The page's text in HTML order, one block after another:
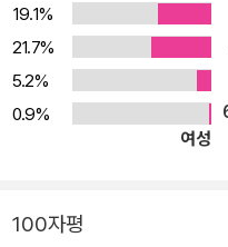
지 훈련법의 모든 것 40여 년간 강아지를 키우며 미국에서 가장 권위
있는 개 훈련법을 확립시킨 뉴
브리지 근교의 조용한 산 속에
는 소박한 생활을 해왔다. 수
키웠던 것은 아니다. 원래 뉴
르’와 깊은 교감을 나누면서
도사들은 번식과 훈련을 위해
19.1%
21.7%
5.2%
0.9%
여성
100자평